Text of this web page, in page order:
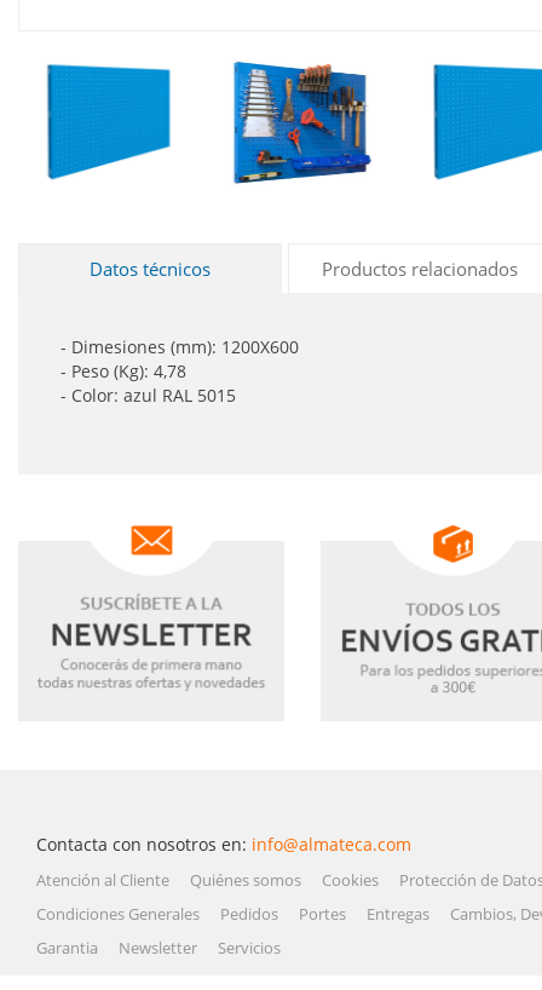
Datos técnicos Productos relacionados
- Dimesiones (mm): 1200X600
- Peso (Kg): 4,78
- Color: azul RAL 5015
Contacta con nosotros en: info@almateca.com
Atención al Cliente Quiénes somos Cookies
Protección de
Condiciones Generales
Pedidos Portes Entregas
Cambios,
Garantia
Newsletter Servicios